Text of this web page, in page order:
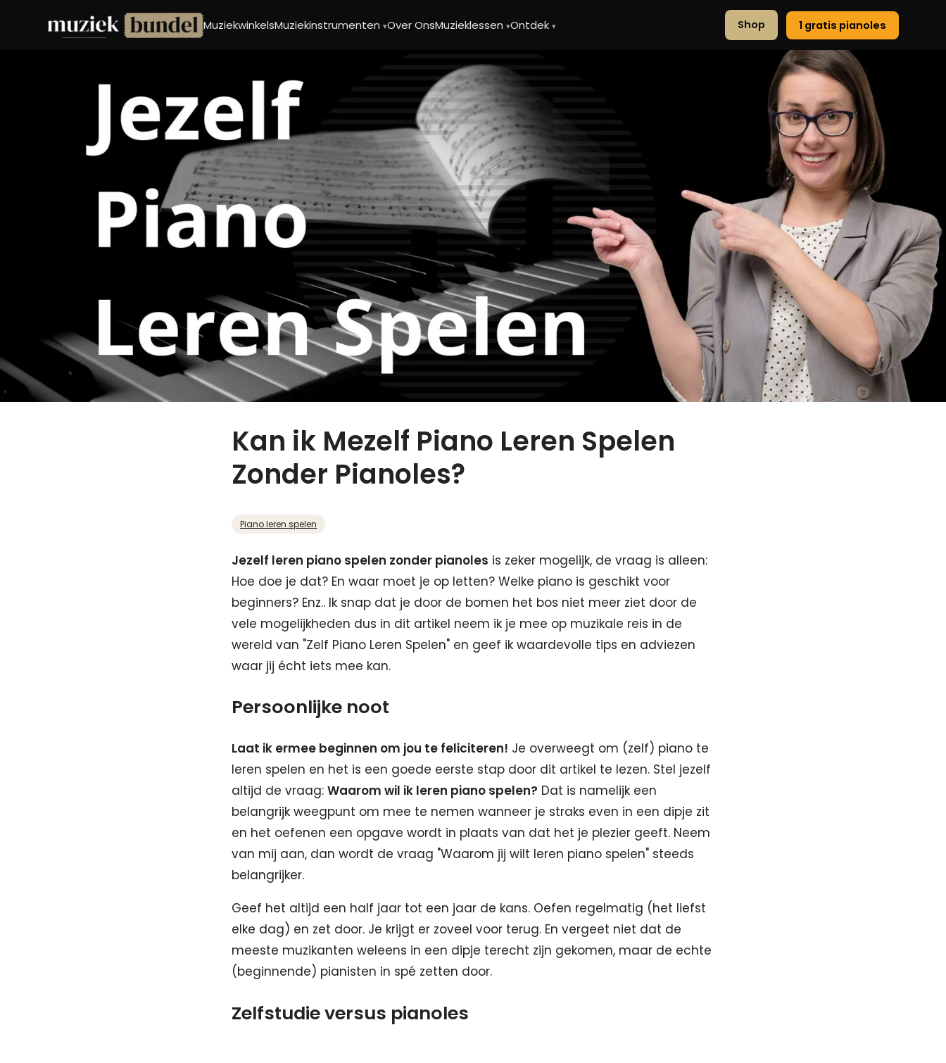
MuziekwinkelsMuziekinstrumenten▾Over OnsMuzieklessen▾Ontdek▾ Shop 1 gratis pianoles
Kan ik Mezelf Piano Leren Spelen
Zonder Pianoles?
Piano leren spelen
Jezelf leren piano spelen zonder pianoles is zeker mogelijk, de vraag is alleen:
Hoe doe je dat? En waar moet je op letten? Welke piano is geschikt voor
beginners? Enz.. Ik snap dat je door de bomen het bos niet meer ziet door de
vele mogelijkheden dus in dit artikel neem ik je mee op muzikale reis in de
wereld van "Zelf Piano Leren Spelen" en geef ik waardevolle tips en adviezen
waar jij écht iets mee kan.
Persoonlijke noot
Laat ik ermee beginnen om jou te feliciteren! Je overweegt om (zelf) piano te
leren spelen en het is een goede eerste stap door dit artikel te lezen. Stel jezelf
altijd de vraag:Waarom wil ik leren piano spelen? Dat is namelijk een
belangrijk weegpunt om mee te nemen wanneer je straks even in een dipje zit
en het oefenen een opgave wordt in plaats van dat het je plezier geeft. Neem
van mij aan, dan wordt de vraag "Waarom jij wilt leren piano spelen" steeds
belangrijker.
Geef het altijd een half jaar tot een jaar de kans. Oefen regelmatig (het liefst
elke dag) en zet door. Je krijgt er zoveel voor terug. En vergeet niet dat de
meeste muzikanten weleens in een dipje terecht zijn gekomen, maar de echte
(beginnende) pianisten in spé zetten door.
Zelfstudie versus pianoles